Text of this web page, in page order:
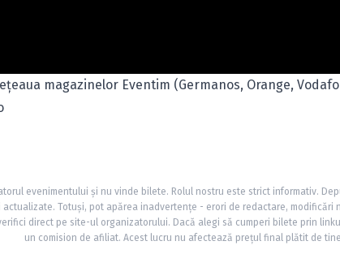
magazinelor Eventim (Germanos, Orange,
evenimentului și nu vinde bilete. Rolul nostru este strict informativ.
Totuși, pot apărea inadvertențe - erori de redactare, modificări
direct pe site-ul organizatorului. Dacă alegi să cumperi bilete prin
un comision de afiliat. Acest lucru nu afectează prețul final plătit de